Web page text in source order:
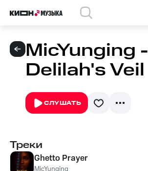
MicYunging -
Delilah's Veil
СЛУШАТЬ
Треки
Ghetto Prayer
MicYunging